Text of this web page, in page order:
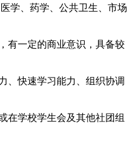
学、药学、公共卫生、市场
有一定的商业意识，具备较
、快速学习能力、组织协调
在学校学生会及其他社团组